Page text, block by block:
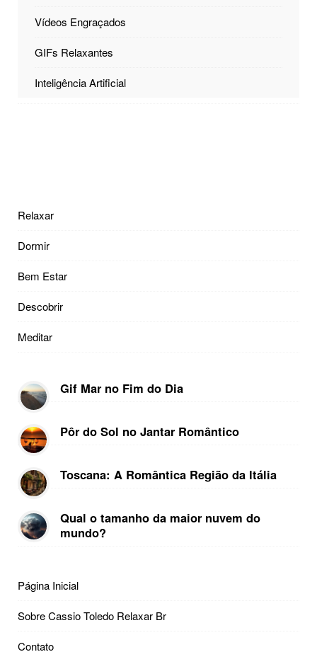
Vídeos Engraçados
GIFs Relaxantes
Inteligência Artificial
Relaxar
Dormir
Bem Estar
Descobrir
Meditar
Gif Mar no Fim do Dia
Pôr do Sol no Jantar Romântico
Toscana: A Romântica Região da Itália
Qual o tamanho da maior nuvem do
mundo?
Página Inicial
Sobre Cassio Toledo Relaxar Br
Contato